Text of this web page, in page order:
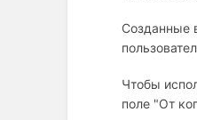
Созданные
Чтобы
поле "От